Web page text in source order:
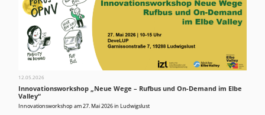
12.05.2026
Innovationsworkshop „Neue Wege – Rufbus und On-Demand im Elbe
Valley“
Innovationsworkshop am 27. Mai 2026 in Ludwigslust